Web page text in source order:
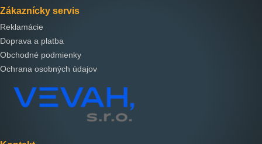
Zákaznícky servis
Reklamácie
Doprava a platba
Obchodné podmienky
Ochrana osobných údajov